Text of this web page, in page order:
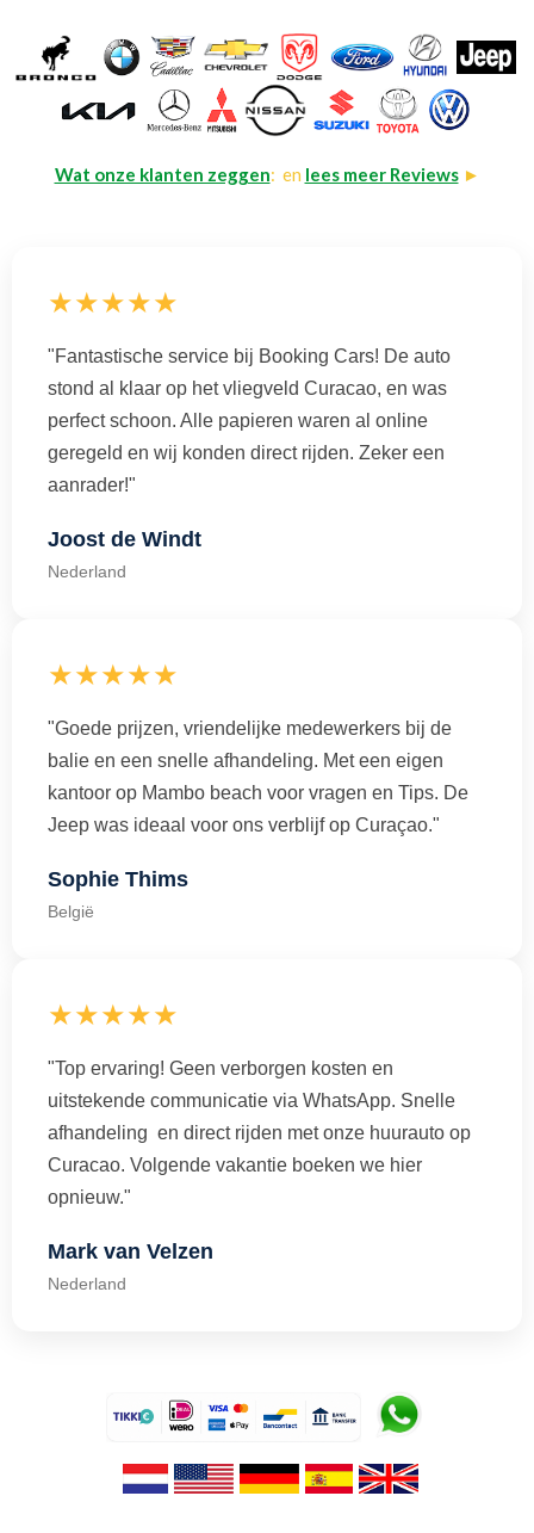
Wat onze klanten zeggen: en lees meer Reviews►
★★★★★
"Fantastische service bij Booking Cars! De auto
stond al klaar op het vliegveld Curacao, en was
perfect schoon. Alle papieren waren al online
geregeld en wij konden direct rijden. Zeker een
aanrader!"
Joost de Windt
Nederland
★★★★★
"Goede prijzen, vriendelijke medewerkers bij de
balie en een snelle afhandeling. Met een eigen
kantoor op Mambo beach voor vragen en Tips. De
Jeep was ideaal voor ons verblijf op Curaçao."
Sophie Thims
België
★★★★★
"Top ervaring! Geen verborgen kosten en
uitstekende communicatie via WhatsApp. Snelle
afhandeling en direct rijden met onze huurauto op
Curacao. Volgende vakantie boeken we hier
opnieuw."
Mark van Velzen
Nederland